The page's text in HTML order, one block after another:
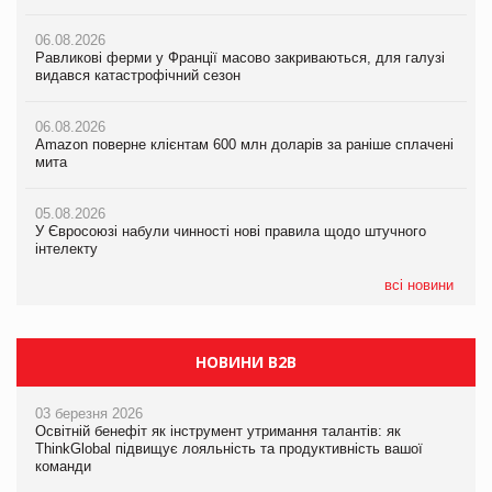
06.08.2026
Равликові ферми у Франції масово закриваються, для галузі
видався катастрофічний сезон
06.08.2026
Amazon поверне клієнтам 600 млн доларів за раніше сплачені
мита
05.08.2026
У Євросоюзі набули чинності нові правила щодо штучного
інтелекту
всі новини
05.08.2026
Російська атака 5 серпня стала одним із наймасштабніших
05.08.2026
Смачне поповнення дитячого меню: у VARUS з’явилися
05.08.2026
Сергій Лісунов про заморожені хлібобулочні вироби на
06.08.2026
Amazon поверне клієнтам 600 млн доларів за раніше сплачені
мита
05.08.2026
У Євросоюзі набули чинності нові правила щодо штучного
інтелекту
05.08.2026
Рекламна платформа вимагає від Google компенсацію за
втрату 6,9 трлн рекламних показів
НОВИНИ B2B
03 березня 2026
Освітній бенефіт як інструмент утримання талантів: як
ThinkGlobal підвищує лояльність та продуктивність вашої
команди